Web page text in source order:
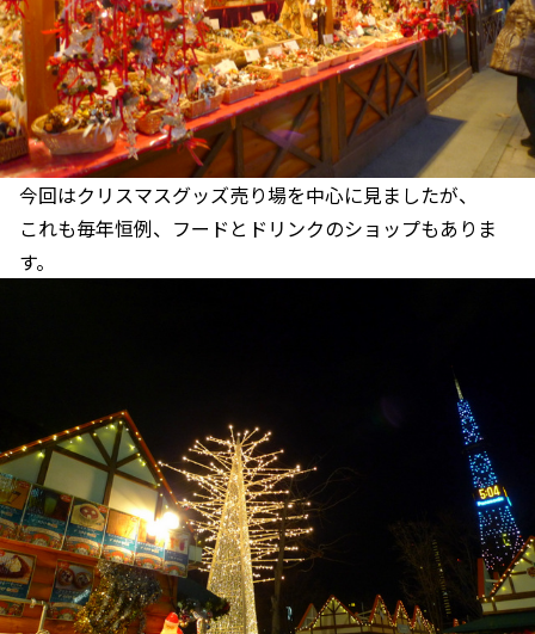
今回はクリスマスグッズ売り場を中心に見ましたが、
これも毎年恒例、フードとドリンクのショップもありま
す。